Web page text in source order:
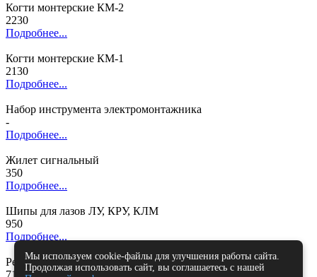
Когти монтерские КМ-2
2230
Подробнее...
Когти монтерские КМ-1
2130
Подробнее...
Набор инструмента электромонтажника
-
Подробнее...
Жилет сигнальный
350
Подробнее...
Шипы для лазов ЛУ, КРУ, КЛМ
950
Подробнее...
Ремни для лазов и когтей
710
Мы используем cookie-файлы для улучшения работы сайта.
Продолжая использовать сайт, вы соглашаетесь с нашей